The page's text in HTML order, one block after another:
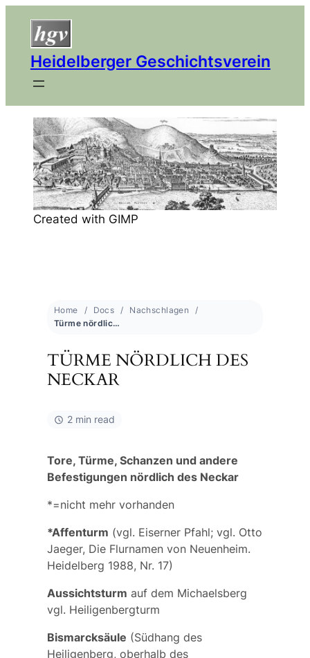
Heidelberger Geschichtsverein
Created with GIMP
Home Docs
Nachschlagen
Türme nördlich des Neckar
TÜRME NÖRDLICH DES
NECKAR
2 min read
Tore, Türme, Schanzen und andere
Befestigungen nördlich des Neckar
*=nicht mehr vorhanden
*Affenturm (vgl. Eiserner Pfahl; vgl. Otto
Jaeger, Die Flurnamen von Neuenheim.
Heidelberg 1988, Nr. 17)
Aussichtsturm auf dem Michaelsberg
vgl. Heiligenbergturm
Bismarcksäule (Südhang des
Heiligenberg, oberhalb des